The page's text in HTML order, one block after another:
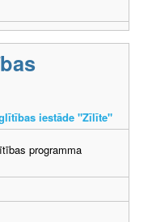
iestāde "Zīlīte"
programma